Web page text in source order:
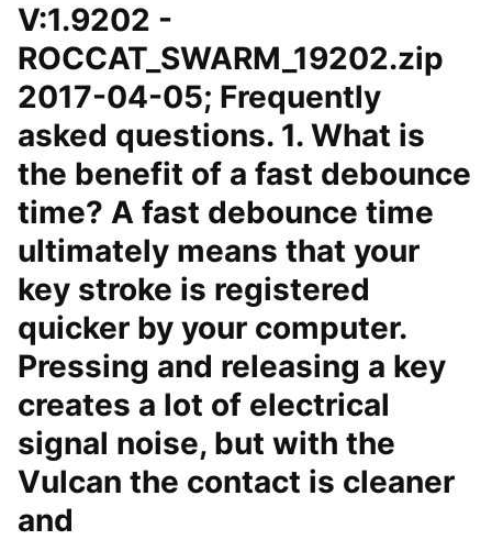
V:1.9202 -
ROCCAT_SWARM_19202.zip
2017-04-05; Frequently
asked questions. 1. What is
the benefit of a fast debounce
time? A fast debounce time
ultimately means that your
key stroke is registered
quicker by your computer.
Pressing and releasing a key
creates a lot of electrical
signal noise, but with the
Vulcan the contact is cleaner
and